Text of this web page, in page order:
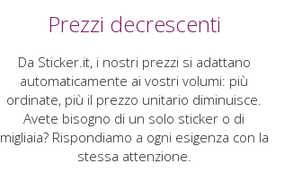
Prezzi decrescenti
Da Sticker.it, i nostri prezzi si adattano
automaticamente ai vostri volumi: più
ordinate, più il prezzo unitario diminuisce.
Avete bisogno di un solo sticker o di
migliaia? Rispondiamo a ogni esigenza con la
stessa attenzione.